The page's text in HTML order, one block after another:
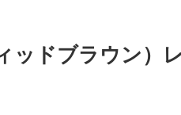
ッドブラウン）